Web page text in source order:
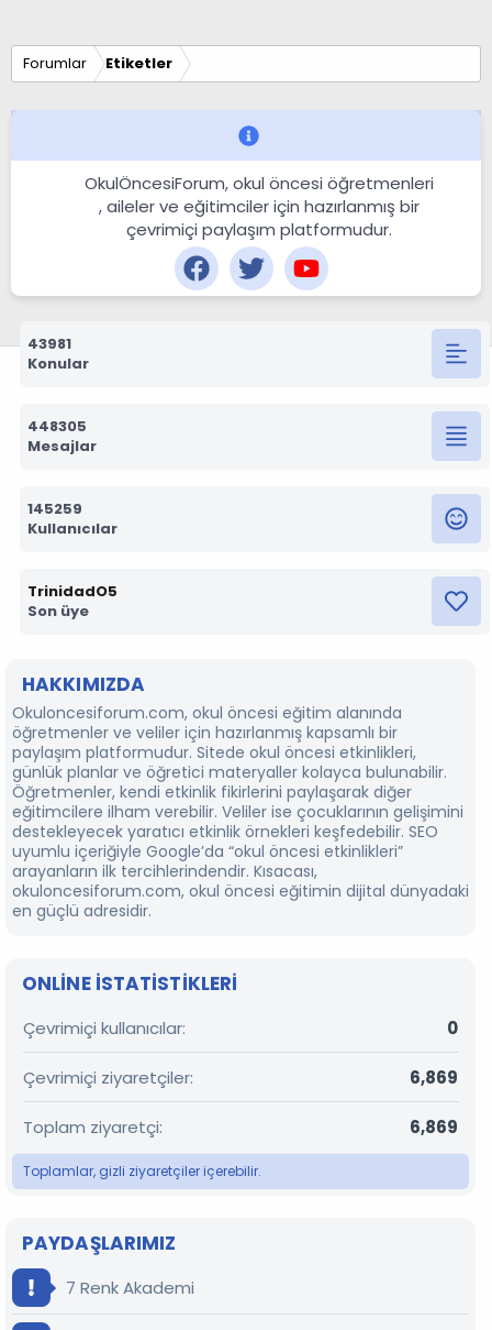
Forumlar Etiketler
OkulÖncesiForum, okul öncesi öğretmenleri
, aileler ve eğitimciler için hazırlanmış bir
çevrimiçi paylaşım platformudur.
43981
Konular
448305
Mesajlar
145259
Kullanıcılar
TrinidadO5
Son üye
HAKKIMIZDA
Okuloncesiforum.com, okul öncesi eğitim alanında
öğretmenler ve veliler için hazırlanmış kapsamlı bir
paylaşım platformudur. Sitede okul öncesi etkinlikleri,
günlük planlar ve öğretici materyaller kolayca bulunabilir.
Öğretmenler, kendi etkinlik fikirlerini paylaşarak diğer
eğitimcilere ilham verebilir. Veliler ise çocuklarının gelişimini
destekleyecek yaratıcı etkinlik örnekleri keşfedebilir. SEO
uyumlu içeriğiyle Google’da “okul öncesi etkinlikleri”
arayanların ilk tercihlerindendir. Kısacası,
okuloncesiforum.com, okul öncesi eğitimin dijital dünyadaki
en güçlü adresidir.
ONLINE ISTATISTIKLERI
Çevrimiçi kullanıcılar 0
Çevrimiçi ziyaretçiler 6,869
Toplam ziyaretçi 6,869
Toplamlar, gizli ziyaretçiler içerebilir.
PAYDAŞLARIMIZ
7 Renk Akademi